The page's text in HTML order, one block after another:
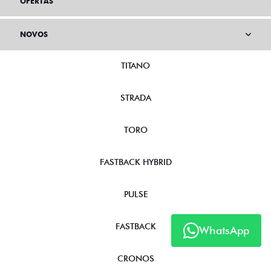
WhatsApp
NOVOS
TITANO
STRADA
TORO
FASTBACK HYBRID
PULSE
FASTBACK
CRONOS